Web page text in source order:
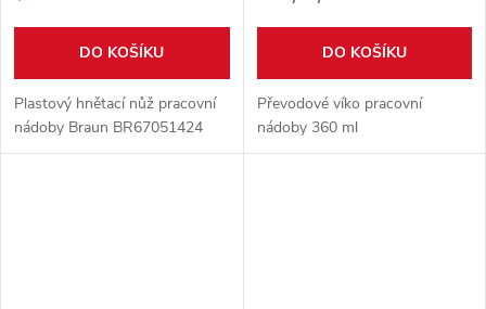
DO KOŠÍKU
Plastový hnětací nůž pracovní
nádoby Braun BR67051424
DO KOŠÍKU
Převodové víko pracovní
nádoby 360 ml